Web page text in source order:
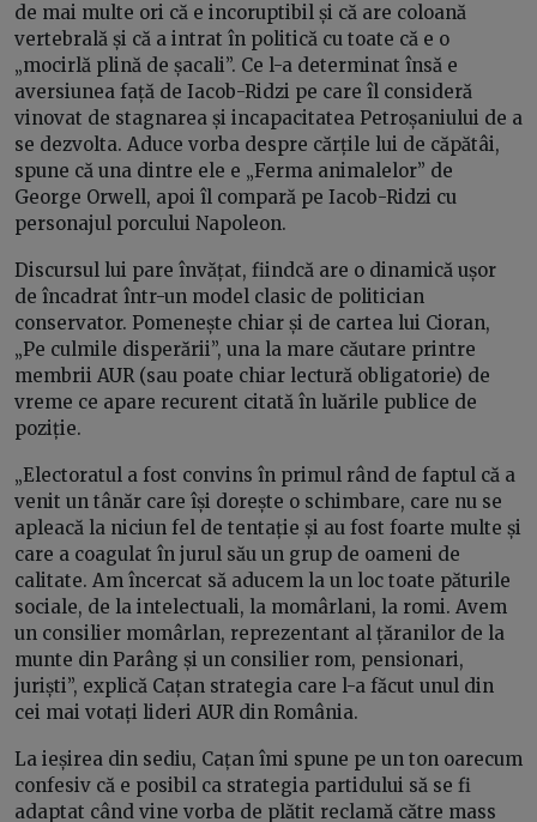
de mai multe ori că e incoruptibil și că are coloană
vertebrală și că a intrat în politică cu toate că e o
„mocirlă plină de șacali”. Ce l-a determinat însă e
aversiunea față de Iacob-Ridzi pe care îl consideră
vinovat de stagnarea și incapacitatea Petroșaniului de a
se dezvolta. Aduce vorba despre cărțile lui de căpătâi,
spune că una dintre ele e „Ferma animalelor” de
George Orwell, apoi îl compară pe Iacob-Ridzi cu
personajul porcului Napoleon.
Discursul lui pare învățat, fiindcă are o dinamică ușor
de încadrat într-un model clasic de politician
conservator. Pomenește chiar și de cartea lui Cioran,
„Pe culmile disperării”, una la mare căutare printre
membrii AUR (sau poate chiar lectură obligatorie) de
vreme ce apare recurent citată în luările publice de
poziție.
„Electoratul a fost convins în primul rând de faptul că a
venit un tânăr care își dorește o schimbare, care nu se
apleacă la niciun fel de tentație și au fost foarte multe și
care a coagulat în jurul său un grup de oameni de
calitate. Am încercat să aducem la un loc toate păturile
sociale, de la intelectuali, la momârlani, la romi. Avem
un consilier momârlan, reprezentant al țăranilor de la
munte din Parâng și un consilier rom, pensionari,
juriști”, explică Cațan strategia care l-a făcut unul din
cei mai votați lideri AUR din România.
La ieșirea din sediu, Cațan îmi spune pe un ton oarecum
confesiv că e posibil ca strategia partidului să se fi
adaptat când vine vorba de plătit reclamă către mass